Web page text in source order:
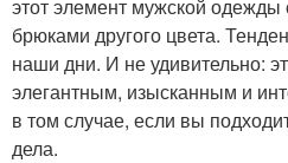
этот элемент мужской
брюками другого цвета.
наши дни. И не удивительно:
элегантным, изысканным и
в том случае, если вы
дела.